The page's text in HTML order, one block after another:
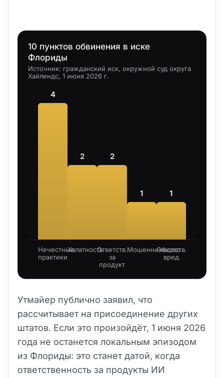
10 пунктов обвинения в иске
Флориды
Источник: гражданский иск, окружной суд округа
Хайлендс, 1 июня 2026 г.
4
2 2
1 1
Нечестные
практики
ХалатностьОтветств.
за
продукт
Мошенничество
Обществ.
вред
Утмайер публично заявил, что
рассчитывает на присоединение других
штатов. Если это произойдёт, 1 июня 2026
года не останется локальным эпизодом
из Флориды: это станет датой, когда
ответственность за продукты ИИ